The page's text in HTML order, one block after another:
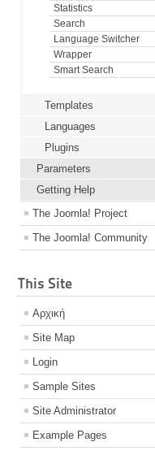
Statistics
Search
Language Switcher
Wrapper
Smart Search
Templates
Languages
Plugins
Parameters
Getting Help
The Joomla! Project
The Joomla! Community
This Site
Αρχική
Site Map
Login
Sample Sites
Site Administrator
Example Pages